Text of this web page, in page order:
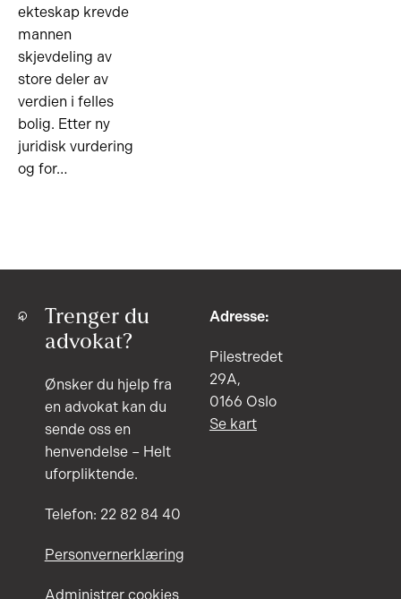
ekteskap krevde
mannen
skjevdeling av
store deler av
verdien i felles
bolig. Etter ny
juridisk vurdering
og for…
Trenger du
advokat?
Ønsker du hjelp fra
en advokat kan du
sende oss en
henvendelse – Helt
uforpliktende.
Telefon: 22 82 84 40
Personvernerklæring
Administrer cookies
Adresse:
Pilestredet
29A,
0166 Oslo
Se kart